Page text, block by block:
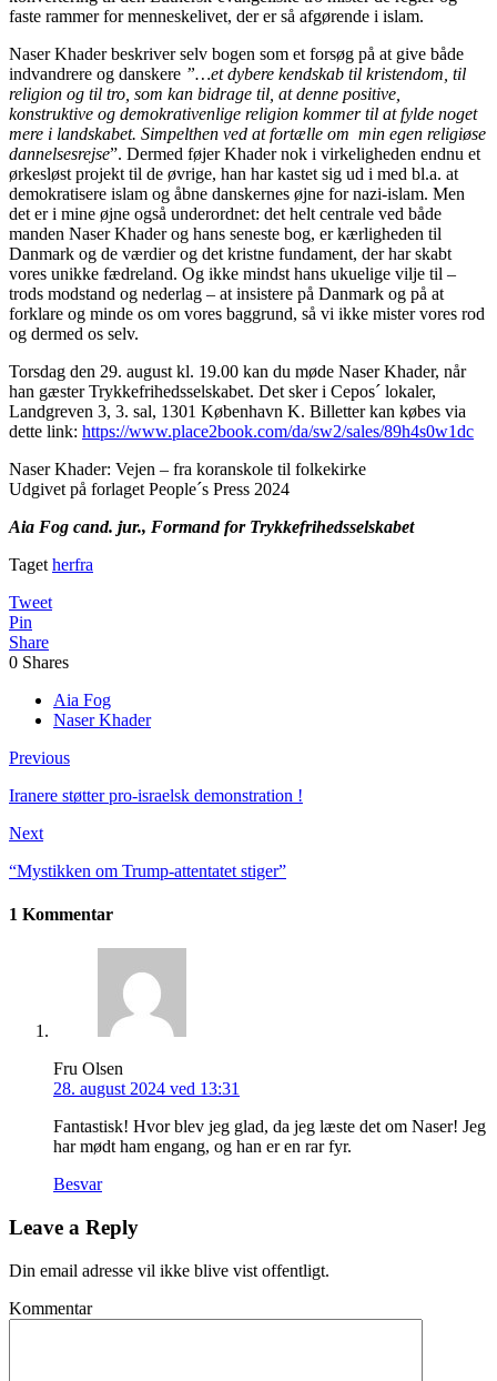
faste rammer for menneskelivet, der er så afgørende i islam.
Naser Khader beskriver selv bogen som et forsøg på at give både
indvandrere og danskere ”…et dybere kendskab til kristendom, til
religion og til tro, som kan bidrage til, at denne positive,
konstruktive og demokrativenlige religion kommer til at fylde noget
mere i landskabet. Simpelthen ved at fortælle om min egen religiøse
dannelsesrejse”. Dermed føjer Khader nok i virkeligheden endnu et
ørkesløst projekt til de øvrige, han har kastet sig ud i med bl.a. at
demokratisere islam og åbne danskernes øjne for nazi-islam. Men
det er i mine øjne også underordnet: det helt centrale ved både
manden Naser Khader og hans seneste bog, er kærligheden til
Danmark og de værdier og det kristne fundament, der har skabt
vores unikke fædreland. Og ikke mindst hans ukuelige vilje til –
trods modstand og nederlag – at insistere på Danmark og på at
forklare og minde os om vores baggrund, så vi ikke mister vores rod
og dermed os selv.
Torsdag den 29. august kl. 19.00 kan du møde Naser Khader, når
han gæster Trykkefrihedsselskabet. Det sker i Cepos´ lokaler,
Landgreven 3, 3. sal, 1301 København K. Billetter kan købes via
dette link: https://www.place2book.com/da/sw2/sales/89h4s0w1dc
Naser Khader: Vejen – fra koranskole til folkekirke
Udgivet på forlaget People´s Press 2024
Aia Fog cand. jur., Formand for Trykkefrihedsselskabet
Taget herfra
Tweet
Pin
Share
0 Shares
Aia Fog
Naser Khader
Previous
Iranere støtter pro-israelsk demonstration !
Next
“Mystikken om Trump-attentatet stiger”
1 Kommentar
Fru Olsen
28. august 2024 ved 13:31
Fantastisk! Hvor blev jeg glad, da jeg læste det om Naser! Jeg
har mødt ham engang, og han er en rar fyr.
Besvar
Leave a Reply
Din email adresse vil ikke blive vist offentligt.
Kommentar